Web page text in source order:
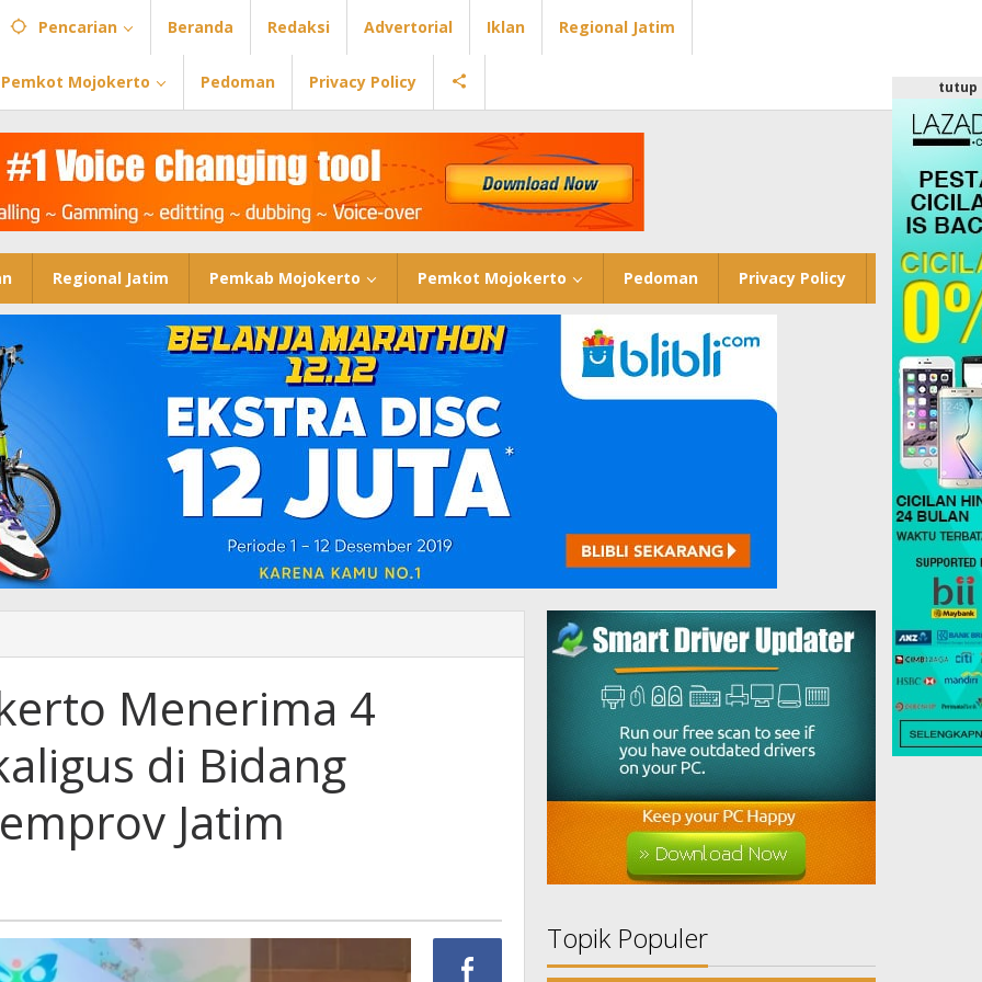
Pencarian Beranda Redaksi Advertorial Iklan Regional Jatim
Pemkot Mojokerto Pedoman Privacy Policy
Regional Jatim Pemkab Mojokerto Pemkot Mojokerto Pedoman Privacy Policy
tutup
Menerima 4
di Bidang
Jatim
Topik Populer